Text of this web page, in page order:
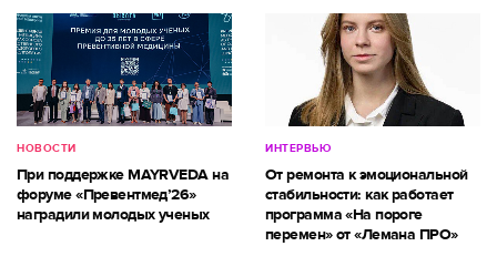
НОВОСТИ
При поддержке MAYRVEDA на
форуме «Превентмед’26»
наградили молодых ученых
ИНТЕРВЬЮ
От ремонта к эмоциональной
стабильности: как работает
программа «На пороге
перемен» от «Лемана ПРО»